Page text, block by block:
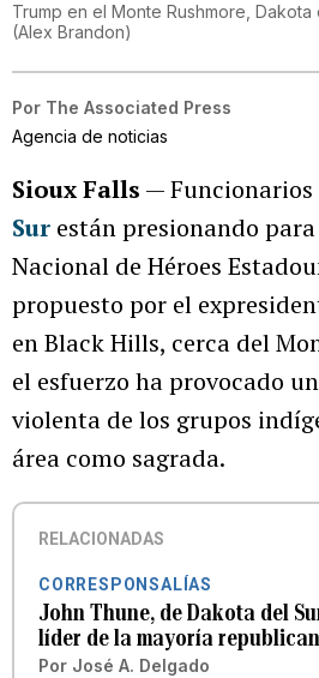
Trump en el Monte Rushmore,
(Alex Brandon)
Por The Associated Press
Agencia de noticias
Sioux Falls — Funcionarios
Sur están presionando
Nacional de Héroes
propuesto por el
en Black Hills, cerca del
el esfuerzo ha provocado
violenta de los grupos
área como sagrada.
RELACIONADAS
CORRESPONSALÍAS
John Thune, de Dakota del
líder de la mayoría
Por José A. Delgado